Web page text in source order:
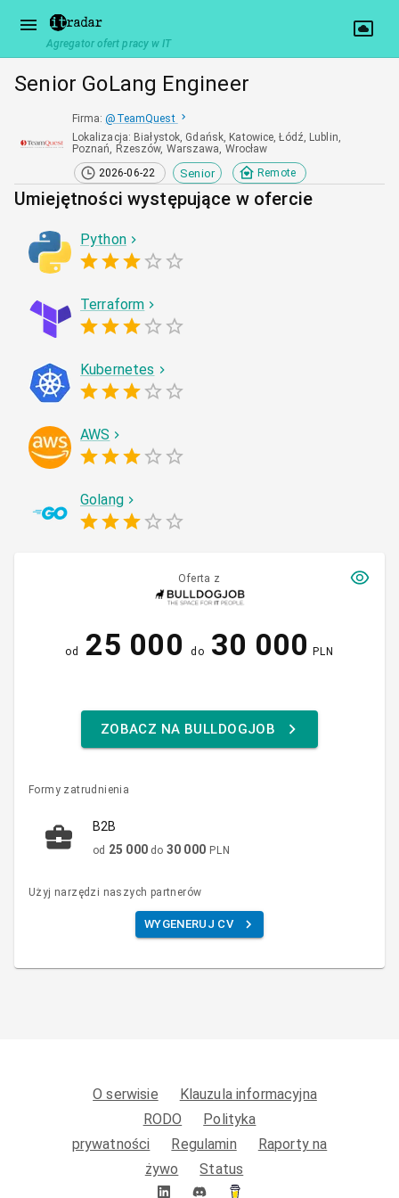
Agregator ofert pracy w IT
Senior GoLang Engineer
Firma: @ TeamQuest
Lokalizacja: Białystok, Gdańsk, Katowice, Łódź, Lublin,
Poznań, Rzeszów, Warszawa, Wrocław
2026-06-22
Senior Remote
Umiejętności występujące w ofercie
Python
Terraform
Kubernetes
AWS
Golang
Oferta z
od 25 000 do 30 000 PLN
ZOBACZ NA BULLDOGJOB
Formy zatrudnienia
B2B
od 25 000 do 30 000 PLN
Użyj narzędzi naszych partnerów
WYGENERUJ CV
O serwisie
Klauzula informacyjna
RODO
Polityka
prywatności
Regulamin
Raporty na
żywo
Status